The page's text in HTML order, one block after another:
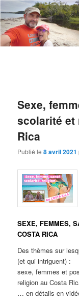
Sexe,
scolarité et
Rica
Publié le8 avril 2021
SEXE, FEMMES,
COSTA RICA
Des thèmes sur
(et qui intriguent) :
sexe, femmes et
religion au Costa
… en détails en